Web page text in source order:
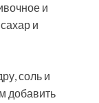
и
и
соль и
добавить